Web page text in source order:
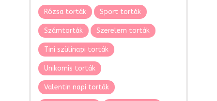
Rózsa torták Sport torták
Számtorták Szerelem torták
Tini szülinapi torták
Unikornis torták
Valentin napi torták